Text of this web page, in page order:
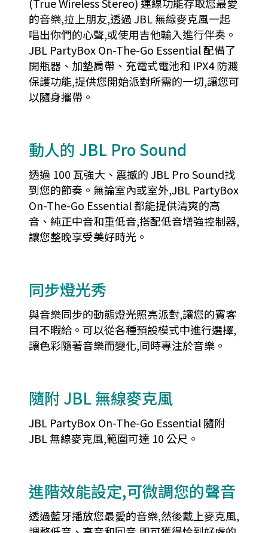
(True Wireless Stereo) 連線功能存取您最愛
的音樂,拉上朋友,透過 JBL 無線麥克風一起
唱出你們的心聲,或使用吉他輸入進行伴奏。
JBL PartyBox On-The-Go Essential 配備了
開瓶器、加墊肩帶、充電式電池和 IPX4 防濺
保護功能,提供您開始派對所需的一切,讓您可
以隨身攜帶。
動人的 JBL Pro Sound
透過 100 瓦強大、震撼的 JBL Pro Sound找
到您的節奏。無論室內或室外,JBL PartyBox
On-The-Go Essential 都能提供清爽的高
音、純正中音和重低音,搭配低音增強控制器,
讓您整晚享受美好時光。
同步燈光秀
與音樂同步的動態燈光照亮派對,讓您的賓客
目不暇給。可以從各種預設模式中進行選擇,
讓色彩隨著音樂而變化,同時專注於音樂。
隨附 JBL 無線麥克風
JBL PartyBox On-The-Go Essential 隨附
JBL 無線麥克風,範圍可達 10 公尺。
進階效能設定,可微調您的聲音
透過藍牙播放您最愛的音樂,然後戴上麥克風,